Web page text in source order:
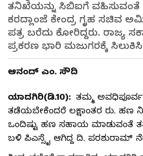
ತನಿಖೆಯನ್ನು ಸಿಬಿಐಗೆ
ಕರದ್ಲಾಂಜೆ ಕೇಂದ್ರ ಗೃಹ ಸಚಿವ
ಪತ್ರ ಬರೆದು ಕೋರಿದ್ದರು. ರಾಜ್ಯ
ಪ್ರಕರಣ ಭಾರಿ ಮಜುಗರಕ್ಕೆ
ಆನಂದ್‌ ಎಂ. ಸೌದಿ
ಯಾದಗಿರಿ(ಡಿ.10): ತಮ್ಮ
ತಡೆಯಬೇಕೆಂದರೆ ಲಕ್ಷಾಂತರ ರು. ಹಣ
ಒಂದಿಷ್ಟು ಹಣ ಸಹಾಯ ಮಾಡುವಂತೆ
ಬಳಿ ಪಿಎಸ್ಸೈ ಆಗಿದ್ದ ದಿ. ಪರಶುರಾಮ್‌